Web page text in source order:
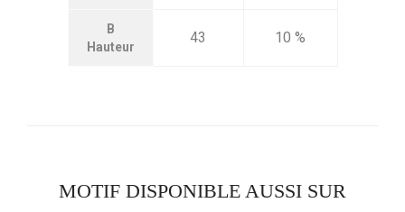
B
Hauteur
43 10 %
MOTIF DISPONIBLE AUSSI SUR